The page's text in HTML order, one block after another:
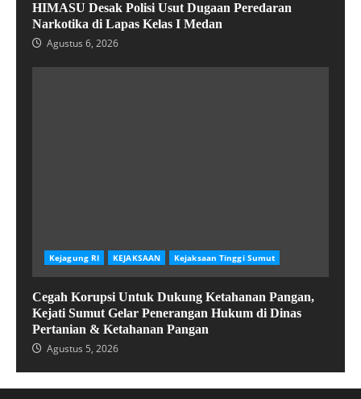
HIMASU Desak Polisi Usut Dugaan Peredaran
Narkotika di Lapas Kelas I Medan
Agustus 6, 2026
Kejagung RI KEJAKSAAN Kejaksaan Tinggi Sumut
Cegah Korupsi Untuk Dukung Ketahanan Pangan,
Kejati Sumut Gelar Penerangan Hukum di Dinas
Pertanian & Ketahanan Pangan
Agustus 5, 2026